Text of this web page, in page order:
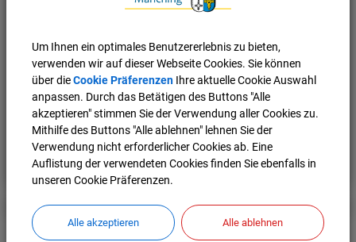
Nach oben Seite drucken
Um Ihnen ein optimales Benutzererlebnis zu bieten,
verwenden wir auf dieser Webseite Cookies. Sie können
über dieCookie Präferenzen Ihre aktuelle Cookie Auswahl
anpassen. Durch das Betätigen des Buttons "Alle
akzeptieren" stimmen Sie der Verwendung aller Cookies zu.
Mithilfe des Buttons "Alle ablehnen" lehnen Sie der
Verwendung nicht erforderlicher Cookies ab. Eine
Auflistung der verwendeten Cookies finden Sie ebenfalls in
unseren Cookie Präferenzen.
Alle akzeptieren Alle ablehnen